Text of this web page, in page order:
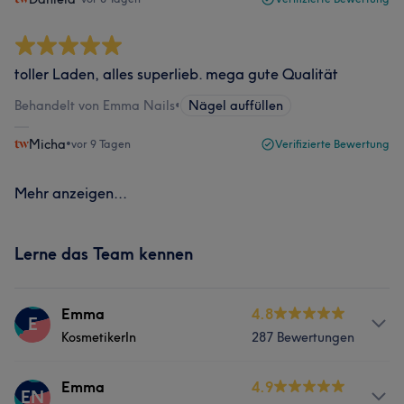
toller Laden, alles superlieb. mega gute Qualität
Behandelt von Emma Nails• Nägel auffüllen
Micha•vor 9 Tagen Verifizierte Bewertung
Mehr anzeigen...
Lerne das Team kennen
E Emma
KosmetikerIn
4.8
287 Bewertungen
Services
EN Emma 4.9